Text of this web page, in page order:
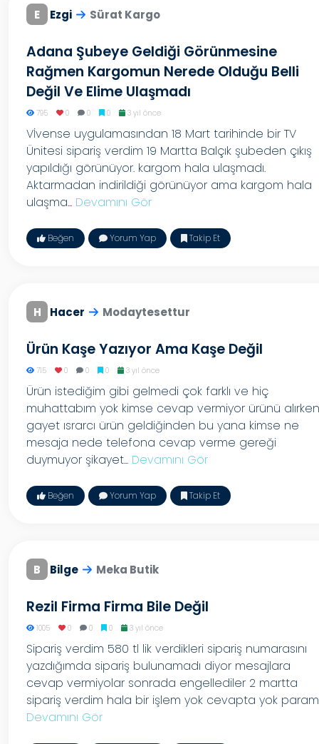
E Ezgi Sürat Kargo
Adana Şubeye Geldiği Görünmesine
Rağmen Kargomun Nerede Olduğu Belli
Değil Ve Elime Ulaşmadı
795 0 0 0 3 yıl önce
Vİvense uygulamasından 18 Mart tarihinde bir TV
Ünitesi sipariş verdim 19 Martta Balçık şubeden çıkış
yapıldığı görünüyor. kargom hala ulaşmadı.
Aktarmadan indirildiği görünüyor ama kargom hala
ulaşma... Devamını Gör
Beğen Yorum Yap Takip Et
H Hacer Modaytesettur
Ürün Kaşe Yazıyor Ama Kaşe Değil
715 0 0 0 3 yıl önce
Ürün istediğim gibi gelmedi çok farklı ve hiç
muhattabım yok kimse cevap vermiyor ürünü alırken
gayet ısrarcı ürün geldiğinden bu yana kimse ne
mesaja nede telefona cevap verme gereği
duymuyor şikayet... Devamını Gör
Beğen Yorum Yap Takip Et
B Bilge Meka Butik
Rezil Firma Firma Bile Değil
1005 0 0 0 3 yıl önce
Sipariş verdim 580 tl lik verdikleri sipariş numarasını
yazdığımda sipariş bulunamadı diyor mesajlara
cevap vermiyolar sonrada engellediler 2 martta
sipariş verdim hala bir işlem yok cevapta yok
Devamını Gör